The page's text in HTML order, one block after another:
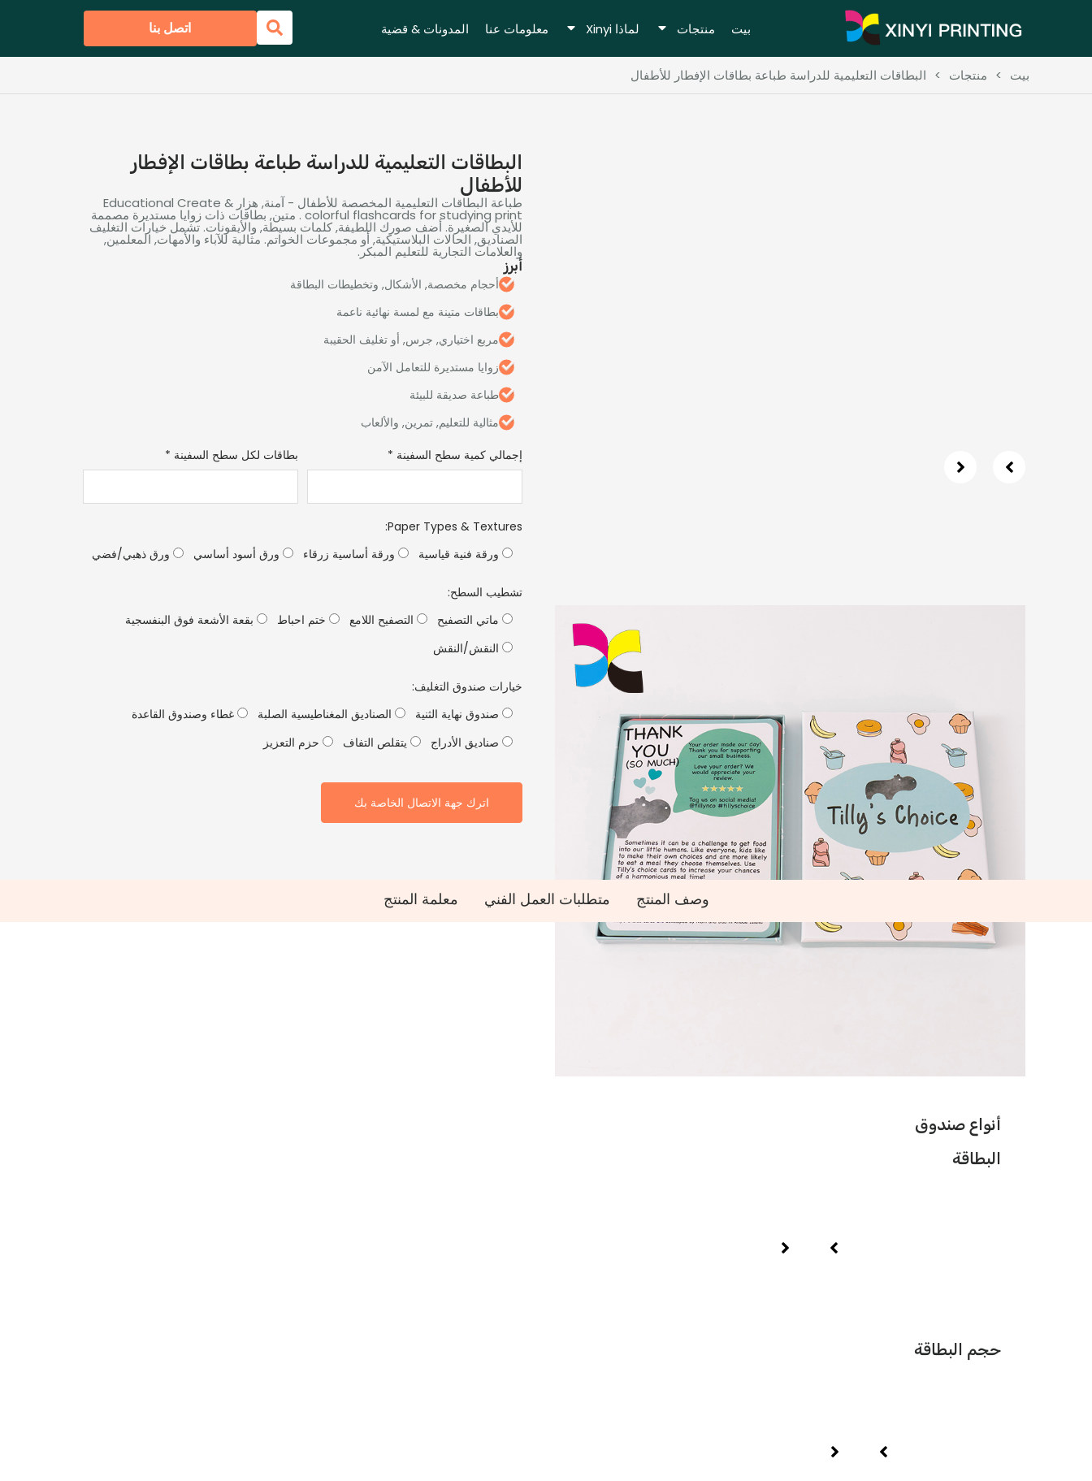
بيت منتجات لماذا Xinyi معلومات عنا المدونات & قضية اتصل بنا
بيت > منتجات > البطاقات التعليمية للدراسة طباعة بطاقات الإفطار للأطفال
البطاقات التعليمية للدراسة طباعة بطاقات الإفطار
للأطفال
طباعة البطاقات التعليمية المخصصة للأطفال - آمنة, هزار & Educational Create
colorful flashcards for studying print. متين, بطاقات ذات زوايا مستديرة مصممة
للأيدي الصغيرة. أضف صورك اللطيفة, كلمات بسيطة, والأيقونات. تشمل خيارات التغليف
الصناديق, الحالات البلاستيكية, أو مجموعات الخواتم. مثالية للآباء والأمهات, المعلمين,
والعلامات التجارية للتعليم المبكر.
أبرز
أحجام مخصصة, الأشكال, وتخطيطات البطاقة
بطاقات متينة مع لمسة نهائية ناعمة
مربع اختياري, جرس, أو تغليف الحقيبة
زوايا مستديرة للتعامل الآمن
طباعة صديقة للبيئة
مثالية للتعليم, تمرين, والألعاب
إجمالي كمية سطح السفينة * بطاقات لكل سطح السفينة *
Paper Types & Textures
:
ورقة فنية قياسية
ورقة أساسية زرقاء ورق أسود أساسي ورق ذهبي/فضي
تشطيب السطح:
ماتي التصفيح
التصفيح اللامع ختم احباط
بقعة الأشعة فوق البنفسجية
النقش/النقش
خيارات صندوق التغليف:
صندوق نهاية الثنية
الصناديق المغناطيسية الصلبة
غطاء وصندوق القاعدة
صناديق الأدراج
يتقلص التفاف حزم التعزيز
اترك جهة الاتصال الخاصة بك
وصف المنتج متطلبات العمل الفني معلمة المنتج
أنواع صندوق
البطاقة
حجم البطاقة